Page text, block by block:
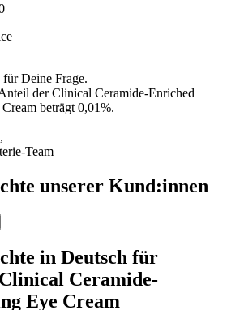
Deine Frage.
der Clinical Ceramide-Enriched
beträgt 0,01%.
Team
unserer Kund:innen
in Deutsch für
Ceramide-
Eye Cream